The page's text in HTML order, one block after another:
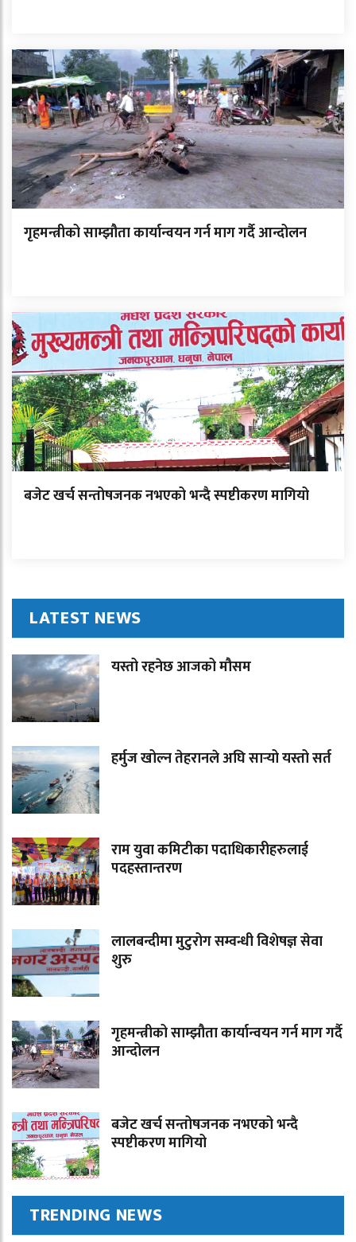
गृहमन्त्रीको साम्झौता कार्यान्वयन गर्न माग गर्दै आन्दोलन
बजेट खर्च सन्तोषजनक नभएको भन्दै स्पष्टीकरण मागियो
LATEST NEWS
यस्तो रहनेछ आजको मौसम
हर्मुज खोल्न तेहरानले अघि सार्‍यो यस्तो सर्त
राम युवा कमिटीका पदाधिकारीहरुलाई
पदहस्तान्तरण
लालबन्दीमा मुटुरोग सम्वन्धी विशेषज्ञ सेवा
शुरु
गृहमन्त्रीको साम्झौता कार्यान्वयन गर्न माग गर्दै
आन्दोलन
बजेट खर्च सन्तोषजनक नभएको भन्दै
स्पष्टीकरण मागियो
TRENDING NEWS